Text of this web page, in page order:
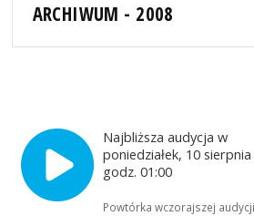
ARCHIWUM - 2008
Najbliższa audycja w
poniedziałek, 10
godz. 01:00
Powtórka wczorajszej